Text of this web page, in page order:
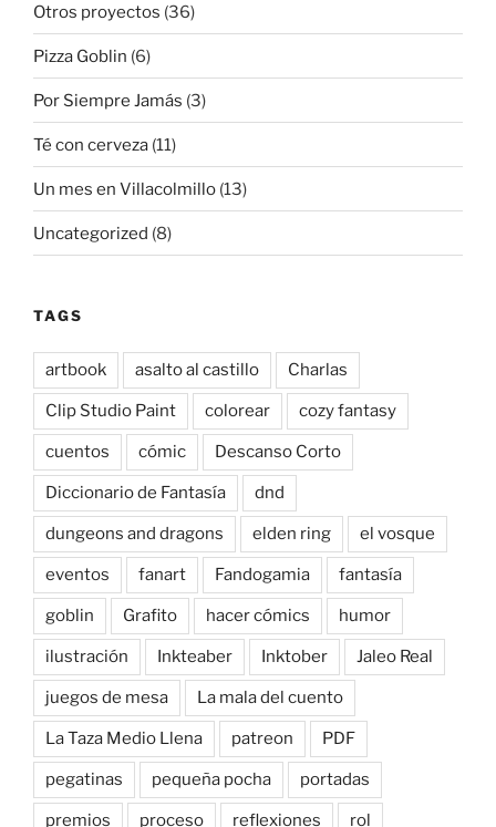
Otros proyectos (36)
Pizza Goblin (6)
Por Siempre Jamás (3)
Té con cerveza (11)
Un mes en Villacolmillo (13)
Uncategorized (8)
TAGS
artbook asalto al castillo Charlas
Clip Studio Paint colorear cozy fantasy
cuentos cómic Descanso Corto
Diccionario de Fantasía dnd
dungeons and dragons elden ring el vosque
eventos fanart Fandogamia fantasía
goblin Grafito hacer cómics humor
ilustración Inkteaber Inktober Jaleo Real
juegos de mesa La mala del cuento
La Taza Medio Llena patreon PDF
pegatinas pequeña pocha portadas
premios proceso reflexiones rol